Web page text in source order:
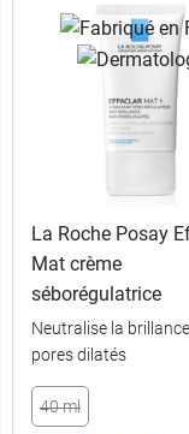
La Roche Posay
Mat crème
séborégulatrice
Neutralise la
pores dilatés
40 ml